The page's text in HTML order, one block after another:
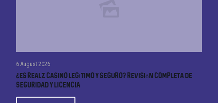
6 August 2026
¿Es Realz Casino Legítimo y Seguro? Revisión Completa de
Seguridad y Licencia